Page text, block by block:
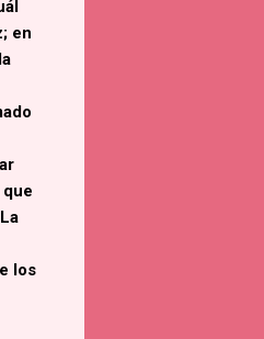
en
los